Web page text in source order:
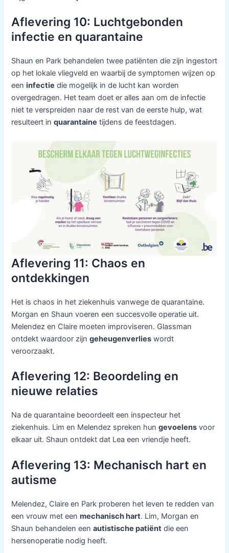
Aflevering 10: Luchtgebonden
infectie en quarantaine
Shaun en Park behandelen twee patiënten die zijn ingestort
op het lokale vliegveld en waarbij de symptomen wijzen op
eeninfectie die mogelijk in de lucht kan worden
overgedragen. Het team doet er alles aan om de infectie
niet te verspreiden naar de rest van de eerste hulp, wat
resulteert inquarantaine tijdens de feestdagen.
Aflevering 11: Chaos en
ontdekkingen
Het is chaos in het ziekenhuis vanwege de quarantaine.
Morgan en Shaun voeren een succesvolle operatie uit.
Melendez en Claire moeten improviseren. Glassman
ontdekt waardoor zijngeheugenverlies wordt
veroorzaakt.
Aflevering 12: Beoordeling en
nieuwe relaties
Na de quarantaine beoordeelt een inspecteur het
ziekenhuis. Lim en Melendez spreken hungevoelens voor
elkaar uit. Shaun ontdekt dat Lea een vriendje heeft.
Aflevering 13: Mechanisch hart en
autisme
Melendez, Claire en Park proberen het leven te redden van
een vrouw met eenmechanisch hart. Lim, Morgan en
Shaun behandelen eenautistische patiënt die een
hersenoperatie nodig heeft.